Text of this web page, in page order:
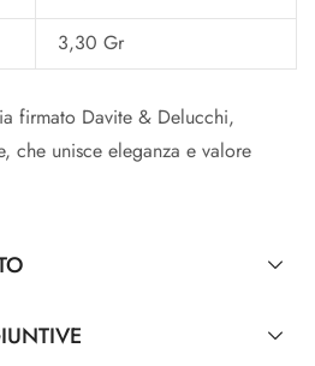
3,30 Gr
firmato Davite & Delucchi,
che unisce eleganza e valore